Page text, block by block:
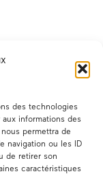
des technologies
informations des
permettra de
navigation ou les ID
de retirer son
caractéristiques